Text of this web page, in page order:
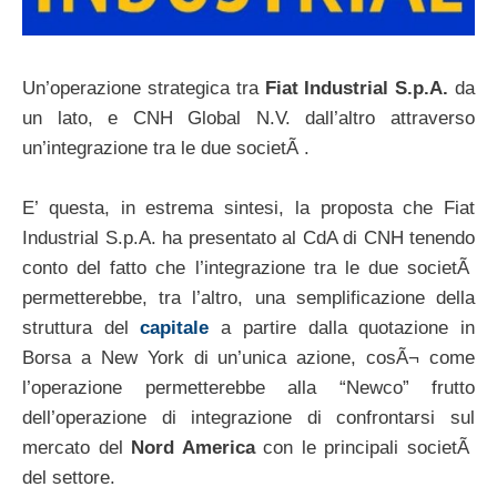
Un’operazione strategica tra Fiat Industrial S.p.A. da
un lato, e CNH Global N.V. dall’altro attraverso
un’integrazione tra le due societÃ .
E’ questa, in estrema sintesi, la proposta che Fiat
Industrial S.p.A. ha presentato al CdA di CNH tenendo
conto del fatto che l’integrazione tra le due societÃ
permetterebbe, tra l’altro, una semplificazione della
struttura delcapitale a partire dalla quotazione in
Borsa a New York di un’unica azione, cosÃ¬ come
l’operazione permetterebbe alla “Newco” frutto
dell’operazione di integrazione di confrontarsi sul
mercato del Nord Americacon le principali societÃ
del settore.